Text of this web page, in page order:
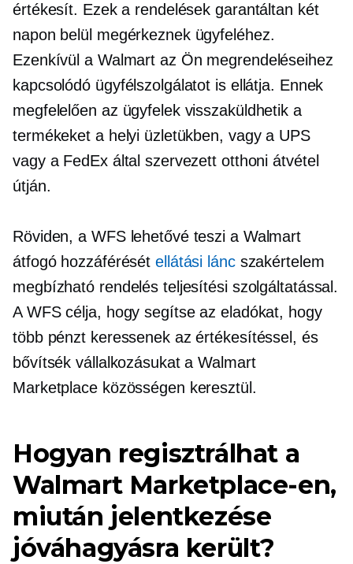
értékesít. Ezek a rendelések garantáltan két
napon belül megérkeznek ügyfeléhez.
Ezenkívül a Walmart az Ön megrendeléseihez
kapcsolódó ügyfélszolgálatot is ellátja. Ennek
megfelelően az ügyfelek visszaküldhetik a
termékeket a helyi üzletükben, vagy a UPS
vagy a FedEx által szervezett otthoni átvétel
útján.
Röviden, a WFS lehetővé teszi a Walmart
átfogó hozzáférését ellátási láncszakértelem
megbízható rendelés teljesítési szolgáltatással.
A WFS célja, hogy segítse az eladókat, hogy
több pénzt keressenek az értékesítéssel, és
bővítsék vállalkozásukat a Walmart
Marketplace közösségen keresztül.
Hogyan regisztrálhat a
Walmart Marketplace-en,
miután jelentkezése
jóváhagyásra került?